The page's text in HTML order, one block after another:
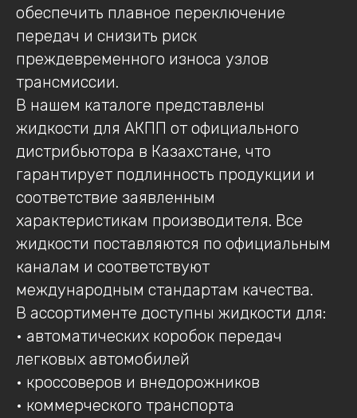
обеспечить плавное переключение
передач и снизить риск
преждевременного износа узлов
трансмиссии.
В нашем каталоге представлены
жидкости для АКПП от официального
дистрибьютора в Казахстане, что
гарантирует подлинность продукции и
соответствие заявленным
характеристикам производителя. Все
жидкости поставляются по официальным
каналам и соответствуют
международным стандартам качества.
В ассортименте доступны жидкости для:
• автоматических коробок передач
легковых автомобилей
• кроссоверов и внедорожников
• коммерческого транспорта